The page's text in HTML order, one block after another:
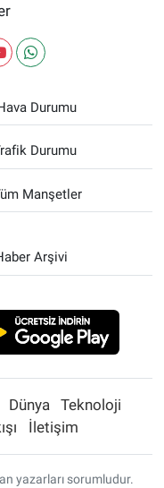
Durumu
Durumu
Manşetler
Arşivi
Dünya
Teknoloji
İletişim
yazarları sorumludur.